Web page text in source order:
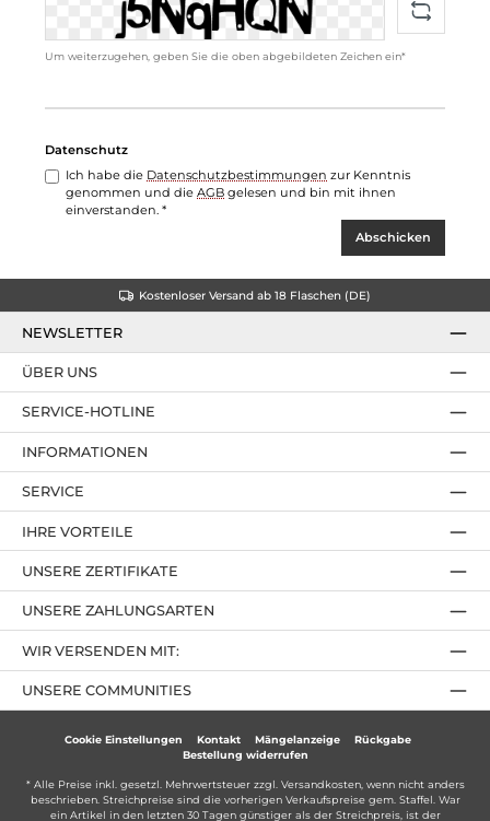
Um weiterzugehen, geben Sie die oben abgebildeten Zeichen ein*
Datenschutz
Ich habe die Datenschutzbestimmungen zur Kenntnis
genommen und dieAGB gelesen und bin mit ihnen
einverstanden. *
Abschicken
Kostenloser Versand ab 18 Flaschen (DE)
NEWSLETTER
SERVICE-HOTLINE
IHRE VORTEILE
UNSERE ZAHLUNGSARTEN
ÜBER UNS
UNSERE ZERTIFIKATE
INFORMATIONEN
SERVICE
UNSERE COMMUNITIES
WIR VERSENDEN MIT:
Cookie Einstellungen Kontakt Mängelanzeige
Rückgabe
Bestellung widerrufen
* Alle Preise inkl. gesetzl. Mehrwertsteuer zzgl. Versandkosten, wenn nicht anders
beschrieben. Streichpreise sind die vorherigen Verkaufspreise gem. Staffel. War
ein Artikel in den letzten 30 Tagen günstiger als der Streichpreis, ist der